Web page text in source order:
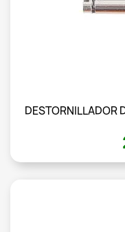
DESTORNILLADOR